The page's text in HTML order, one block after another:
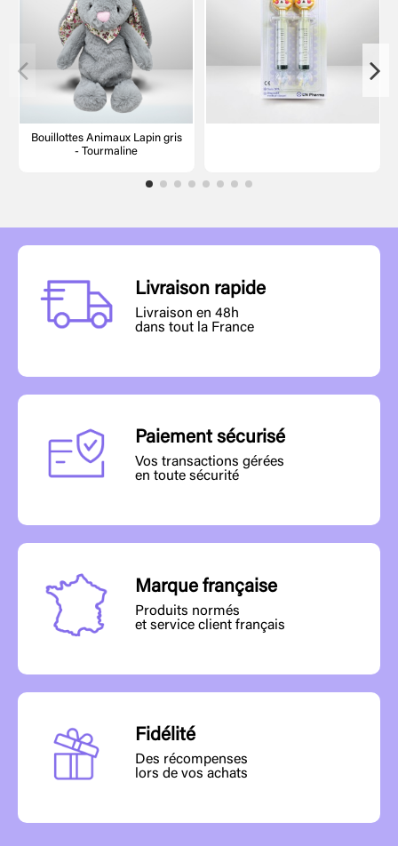
Bouillottes Animaux Lapin gris
- Tourmaline
Livraison rapide
Livraison en 48h
dans tout la France
Paiement sécurisé
Vos transactions gérées
en toute sécurité
Marque française
Produits normés
et service client français
Fidélité
Des récompenses
lors de vos achats